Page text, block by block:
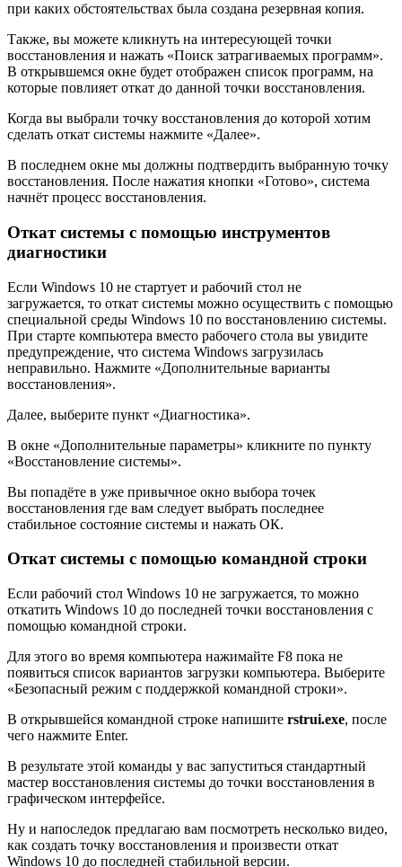
при каких обстоятельствах была создана резервная копия.
Также, вы можете кликнуть на интересующей точки
восстановления и нажать «Поиск затрагиваемых программ».
В открывшемся окне будет отображен список программ, на
которые повлияет откат до данной точки восстановления.
Когда вы выбрали точку восстановления до которой хотим
сделать откат системы нажмите «Далее».
В последнем окне мы должны подтвердить выбранную точку
восстановления. После нажатия кнопки «Готово», система
начнёт процесс восстановления.
Откат системы с помощью инструментов
диагностики
Если Windows 10 не стартует и рабочий стол не
загружается, то откат системы можно осуществить с помощью
специальной среды Windows 10 по восстановлению системы.
При старте компьютера вместо рабочего стола вы увидите
предупреждение, что система Windows загрузилась
неправильно. Нажмите «Дополнительные варианты
восстановления».
Далее, выберите пункт «Диагностика».
В окне «Дополнительные параметры» кликните по пункту
«Восстановление системы».
Вы попадёте в уже привычное окно выбора точек
восстановления где вам следует выбрать последнее
стабильное состояние системы и нажать ОК.
Откат системы с помощью командной строки
Если рабочий стол Windows 10 не загружается, то можно
откатить Windows 10 до последней точки восстановления с
помощью командной строки.
Для этого во время компьютера нажимайте F8 пока не
появиться список вариантов загрузки компьютера. Выберите
«Безопасный режим с поддержкой командной строки».
В открывшейся командной строке напишите rstrui.exe, после
чего нажмите Enter.
В результате этой команды у вас запуститься стандартный
мастер восстановления системы до точки восстановления в
графическом интерфейсе.
Ну и напоследок предлагаю вам посмотреть несколько видео,
как создать точку восстановления и произвести откат
Windows 10 до последней стабильной версии.